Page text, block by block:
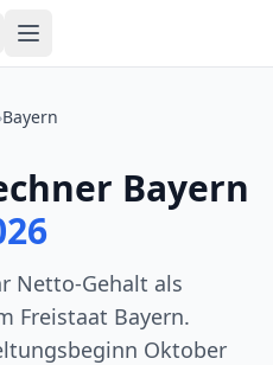
›Bayern
Bayern
Netto-Gehalt als
Freistaat Bayern.
Oktober